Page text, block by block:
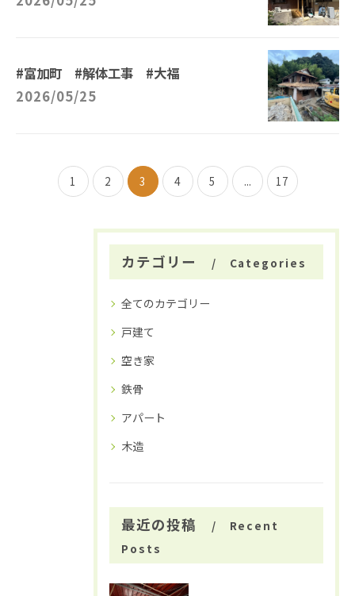
#富加町 #解体工事 #大福
2026/05/25
1 2 3 4 5 ... 17
カテゴリー Categories
全てのカテゴリー
戸建て
空き家
鉄骨
アパート
木造
最近の投稿
Recent
Posts